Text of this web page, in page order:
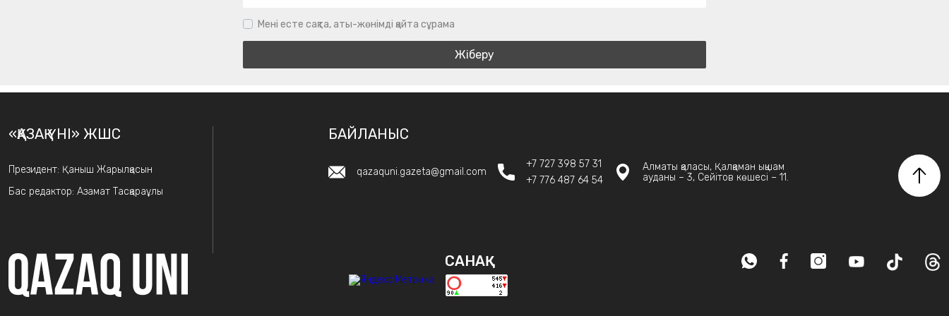
Мені есте сақта, аты-жөнімді қайта сұрама
«ҚАЗАҚ ҮНІ» ЖШС
Президент: Қаныш Жарылқасын
Бас редактор: Азамат Тасқараұлы
БАЙЛАНЫС
qazaquni.gazeta@gmail.com
+7 727 398 57 31
+7 776 487 64 54
Алматы қаласы, Қалқаман ықшам
ауданы – 3, Сейітов көшесі – 11.
САНАҚ